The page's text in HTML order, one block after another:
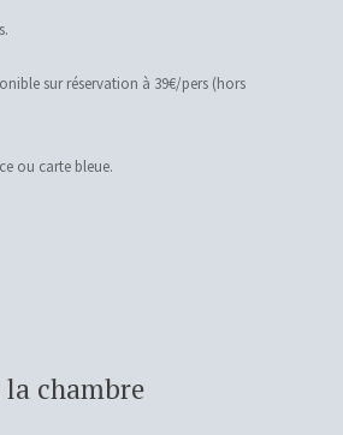
sur réservation à 39€/pers (hors
ou carte bleue.
chambre